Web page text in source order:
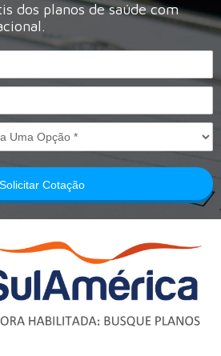
dos planos de saúde com
Solicitar Cotação